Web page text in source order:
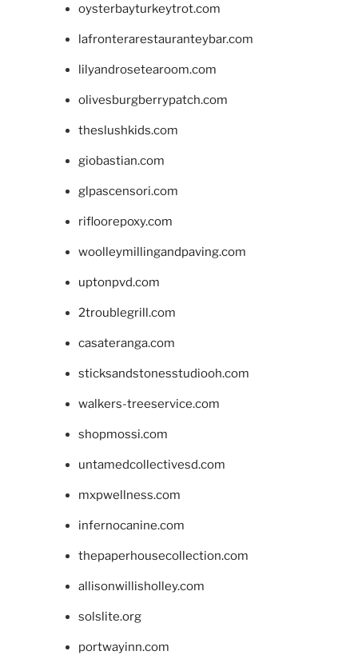
oysterbayturkeytrot.com
lafronterarestauranteybar.com
lilyandrosetearoom.com
olivesburgberrypatch.com
theslushkids.com
giobastian.com
glpascensori.com
rifloorepoxy.com
woolleymillingandpaving.com
uptonpvd.com
2troublegrill.com
casateranga.com
sticksandstonesstudiooh.com
walkers-treeservice.com
shopmossi.com
untamedcollectivesd.com
mxpwellness.com
infernocanine.com
thepaperhousecollection.com
allisonwillisholley.com
solslite.org
portwayinn.com